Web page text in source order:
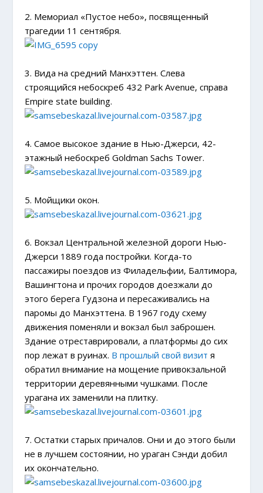
2. Мемориал «Пустое небо», посвященный
трагедии 11 сентября.
3. Вида на средний Манхэттен. Слева
строящийся небоскреб 432 Park Avenue, справа
Empire state building.
4. Самое высокое здание в Нью-Джерси, 42-
этажный небоскреб Goldman Sachs Tower.
5. Мойщики окон.
6. Вокзал Центральной железной дороги Нью-
Джерси 1889 года постройки. Когда-то
пассажиры поездов из Филадельфии, Балтимора,
Вашингтона и прочих городов доезжали до
этого берега Гудзона и пересаживались на
паромы до Манхэттена. В 1967 году схему
движения поменяли и вокзал был заброшен.
Здание отреставрировали, а платформы до сих
пор лежат в руинах. В прошлый свой визит я
обратил внимание на мощение привокзальной
территории деревянными чушками. После
урагана их заменили на плитку.
7. Остатки старых причалов. Они и до этого были
не в лучшем состоянии, но ураган Сэнди добил
их окончательно.